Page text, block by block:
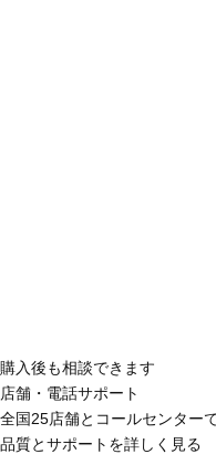
購入後も相談できます
店舗・電話サポート
全国25店舗とコールセンター
品質とサポートを詳しく見る